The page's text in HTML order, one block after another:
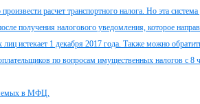
расчет транспортного налога. Но эта
получения налогового уведомления, которое
истекает 1 декабря 2017 года. Также можно
по вопросам имущественных налогов с 8
в МФЦ.